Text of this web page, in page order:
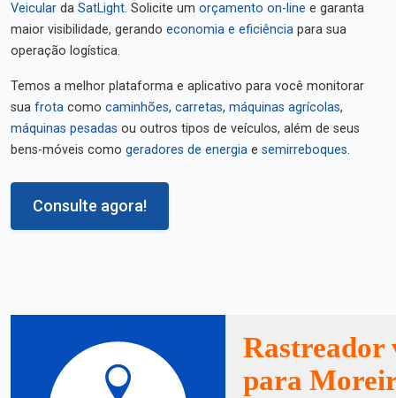
Veicular da SatLight. Solicite um orçamento on-line e garanta
maior visibilidade, gerando economia e eficiência para sua
operação logística.
Temos a melhor plataforma e aplicativo para você monitorar
sua frota como caminhões, carretas, máquinas agrícolas,
máquinas pesadas ou outros tipos de veículos, além de seus
bens-móveis como geradores de energia e semirreboques.
Consulte agora!
Rastreador
para